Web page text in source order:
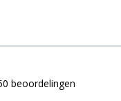
beoordelingen